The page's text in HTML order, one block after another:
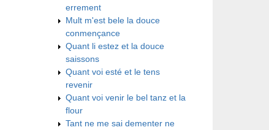
errement
Mult m'est bele la douce
conmençance
Quant li estez et la douce
saissons
Quant voi esté et le tens
revenir
Quant voi venir le bel tanz et la
flour
Tant ne me sai dementer ne